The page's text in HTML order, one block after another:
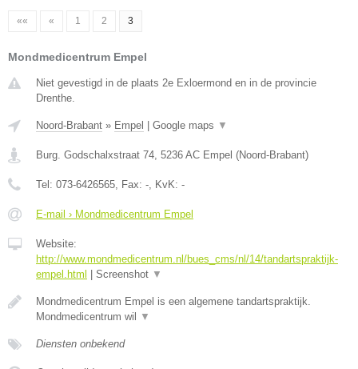
«« « 1 2 3
Mondmedicentrum Empel
Niet gevestigd in de plaats 2e Exloermond en in de provincie
Drenthe.
Noord-Brabant » Empel Google maps ▼
Burg. Godschalxstraat 74, 5236 AC Empel (Noord-Brabant)
Tel: 073-6426565, Fax: -, KvK: -
E-mail › Mondmedicentrum Empel
Website:
http://www.mondmedicentrum.nl/bues_cms/nl/14/tandartspraktijk-
empel.html
Screenshot ▼
Mondmedicentrum Empel is een algemene tandartspraktijk.
Mondmedicentrum wil
▼
Diensten onbekend